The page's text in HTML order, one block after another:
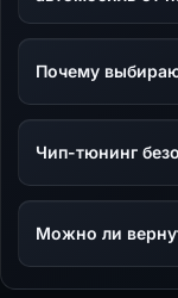
Почему
Чип-тюнинг
Можно ли